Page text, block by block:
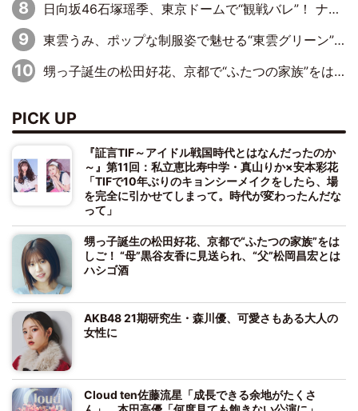
日向坂46石塚瑶季、東京ドームで“観戦バレ”！ ナイツ・塙も認めた「巨人に詳しすぎるアイドル」は元VENUSスクール生で杉内コーチ推し⁉
東雲うみ、ポップな制服姿で魅せる“東雲グリーン”の正体
甥っ子誕生の松田好花、京都で“ふたつの家族”をはしご！ “母”黒谷友香に見送られ、“父”松岡昌宏とはハシゴ酒
PICK UP
『証言TIF～アイドル戦国時代とはなんだったのか
～』第11回：私立恵比寿中学・真山りか×安本彩花
「TIFで10年ぶりのキョンシーメイクをしたら、場
を完全に引かせてしまって。時代が変わったんだな
って」
甥っ子誕生の松田好花、京都で“ふたつの家族”をは
しご！ “母”黒谷友香に見送られ、“父”松岡昌宏とは
ハシゴ酒
AKB48 21期研究生・森川優、可愛さもある大人の
女性に
Cloud ten佐藤流星「成長できる余地がたくさ